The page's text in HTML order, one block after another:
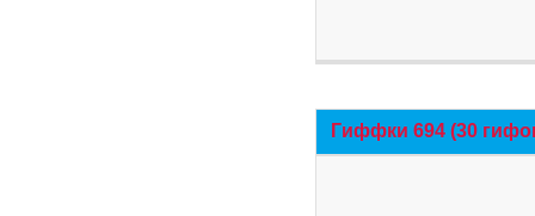
Гиффки 694 (30